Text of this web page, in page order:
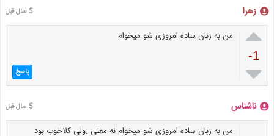
زهرا 5 سال قبل

-1

من به زبان ساده امروزی شو میخوام
پاسخ
ناشناس 5 سال قبل
من به زبان ساده امروزی شو میخوام نه معنی .ولی کلاخوب بود